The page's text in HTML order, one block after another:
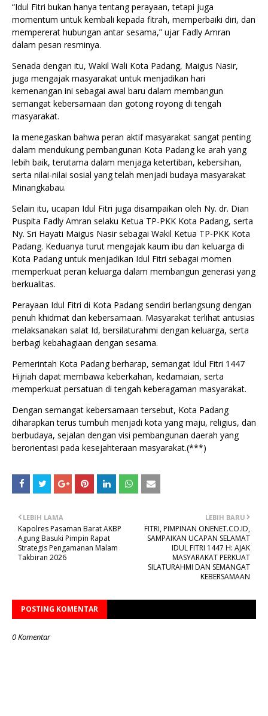
“Idul Fitri bukan hanya tentang perayaan, tetapi juga
momentum untuk kembali kepada fitrah, memperbaiki diri, dan
mempererat hubungan antar sesama,” ujar Fadly Amran
dalam pesan resminya.
Senada dengan itu, Wakil Wali Kota Padang, Maigus Nasir,
juga mengajak masyarakat untuk menjadikan hari
kemenangan ini sebagai awal baru dalam membangun
semangat kebersamaan dan gotong royong di tengah
masyarakat.
Ia menegaskan bahwa peran aktif masyarakat sangat penting
dalam mendukung pembangunan Kota Padang ke arah yang
lebih baik, terutama dalam menjaga ketertiban, kebersihan,
serta nilai-nilai sosial yang telah menjadi budaya masyarakat
Minangkabau.
Selain itu, ucapan Idul Fitri juga disampaikan oleh Ny. dr. Dian
Puspita Fadly Amran selaku Ketua TP-PKK Kota Padang, serta
Ny. Sri Hayati Maigus Nasir sebagai Wakil Ketua TP-PKK Kota
Padang. Keduanya turut mengajak kaum ibu dan keluarga di
Kota Padang untuk menjadikan Idul Fitri sebagai momen
memperkuat peran keluarga dalam membangun generasi yang
berkualitas.
Perayaan Idul Fitri di Kota Padang sendiri berlangsung dengan
penuh khidmat dan kebersamaan. Masyarakat terlihat antusias
melaksanakan salat Id, bersilaturahmi dengan keluarga, serta
berbagi kebahagiaan dengan sesama.
Pemerintah Kota Padang berharap, semangat Idul Fitri 1447
Hijriah dapat membawa keberkahan, kedamaian, serta
memperkuat persatuan di tengah keberagaman masyarakat.
Dengan semangat kebersamaan tersebut, Kota Padang
diharapkan terus tumbuh menjadi kota yang maju, religius, dan
berbudaya, sejalan dengan visi pembangunan daerah yang
berorientasi pada kesejahteraan masyarakat.(***)
LEBIH BARU
FITRI, PIMPINAN ONENET.CO.ID,
SAMPAIKAN UCAPAN SELAMAT
IDUL FITRI 1447 H: AJAK
MASYARAKAT PERKUAT
SILATURAHMI DAN SEMANGAT
KEBERSAMAAN
LEBIH LAMA
Kapolres Pasaman Barat AKBP
Agung Basuki Pimpin Rapat
Strategis Pengamanan Malam
Takbiran 2026
POSTING KOMENTAR
0 Komentar